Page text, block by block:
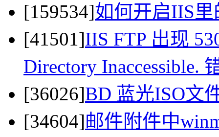
[159534]如何开启IIS里
[41501]IIS FTP 出现
Directory Inaccessible.
[36026]BD 蓝光ISO文
[34604]邮件附件中